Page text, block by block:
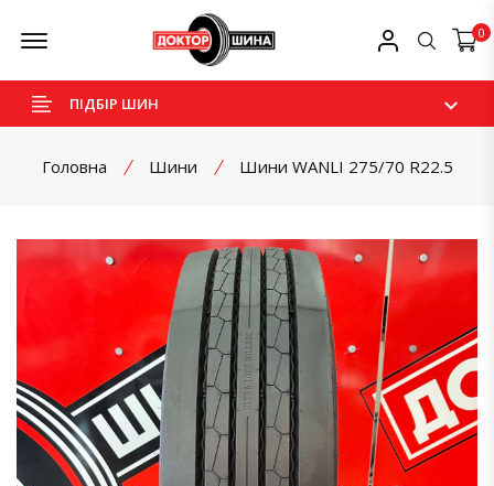
Offcanvas Menu Open Мій профіль
Пошук
0
ПІДБІР ШИН
Головна Шини Шини WANLI 275/70 R22.5